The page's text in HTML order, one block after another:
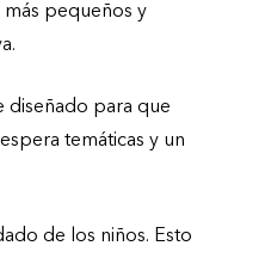
más pequeños y
diseñado para que
temáticas y un
de los niños. Esto